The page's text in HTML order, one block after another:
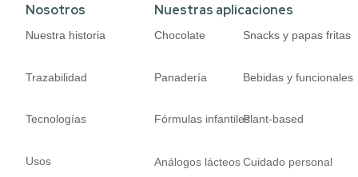
Nosotros
Nuestra historia
Trazabilidad
Tecnologías
Usos
Nuestras aplicaciones
Chocolate
Panadería
Fórmulas infantiles
Análogos lácteos
Snacks y papas fritas
Bebidas y funcionales
Plant-based
Cuidado personal